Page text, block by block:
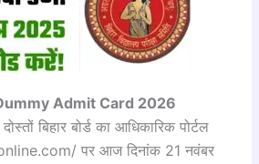
Admit Card 2026
बिहार बोर्ड का आधिकारिक पोर्टल
पर आज दिनांक 21 नवंबर